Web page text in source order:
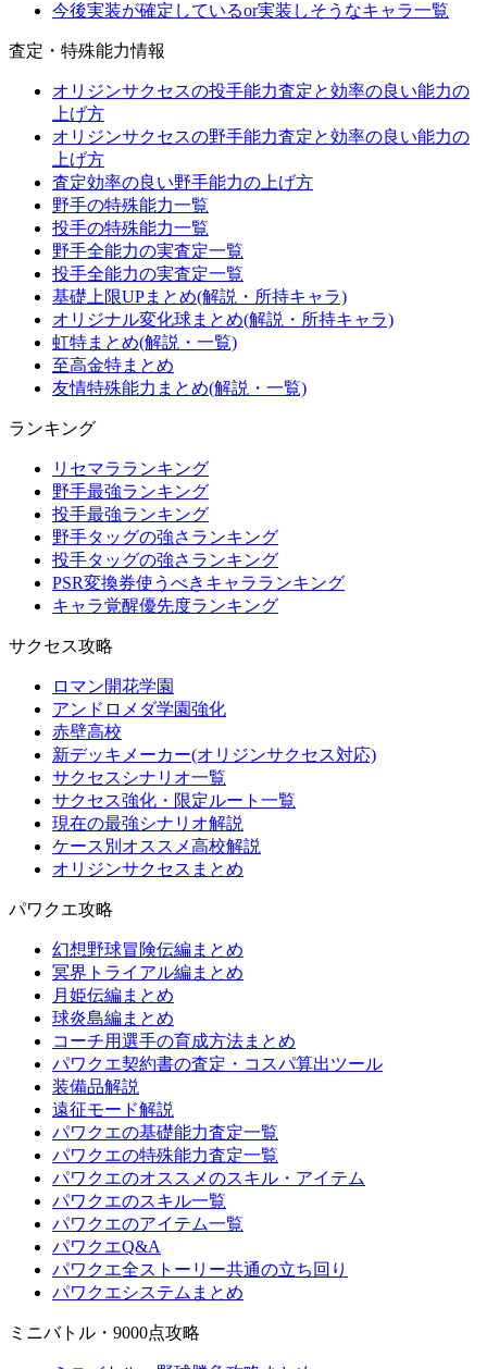
今後実装が確定しているor実装しそうなキャラ一覧
査定・特殊能力情報
オリジンサクセスの投手能力査定と効率の良い能力の
上げ方
オリジンサクセスの野手能力査定と効率の良い能力の
上げ方
査定効率の良い野手能力の上げ方
野手の特殊能力一覧
投手の特殊能力一覧
野手全能力の実査定一覧
投手全能力の実査定一覧
基礎上限UPまとめ(解説・所持キャラ)
オリジナル変化球まとめ(解説・所持キャラ)
虹特まとめ(解説・一覧)
至高金特まとめ
友情特殊能力まとめ(解説・一覧)
ランキング
リセマラランキング
野手最強ランキング
投手最強ランキング
野手タッグの強さランキング
投手タッグの強さランキング
PSR変換券使うべきキャラランキング
キャラ覚醒優先度ランキング
サクセス攻略
ロマン開花学園
アンドロメダ学園強化
赤壁高校
新デッキメーカー(オリジンサクセス対応)
サクセスシナリオ一覧
サクセス強化・限定ルート一覧
現在の最強シナリオ解説
ケース別オススメ高校解説
オリジンサクセスまとめ
パワクエ攻略
幻想野球冒険伝編まとめ
冥界トライアル編まとめ
月姫伝編まとめ
球炎島編まとめ
コーチ用選手の育成方法まとめ
パワクエ契約書の査定・コスパ算出ツール
装備品解説
遠征モード解説
パワクエの基礎能力査定一覧
パワクエの特殊能力査定一覧
パワクエのオススメのスキル・アイテム
パワクエのスキル一覧
パワクエのアイテム一覧
パワクエQ&A
パワクエ全ストーリー共通の立ち回り
パワクエシステムまとめ
ミニバトル・9000点攻略